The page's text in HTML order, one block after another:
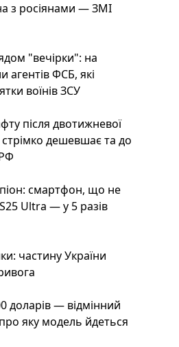
з росіянами — ЗМІ
"вечірки": на
агентів ФСБ, які
воїнів ЗСУ
після двотижневої
дешевшає та до
смартфон, що не
Ultra — у 5 разів
частину України
доларів — відмінний
яку модель йдеться